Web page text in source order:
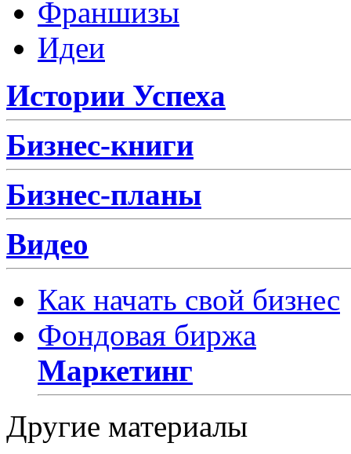
Франшизы
Идеи
Истории Успеха
Бизнес-книги
Бизнес-планы
Видео
Как начать свой бизнес
Фондовая биржа
Маркетинг
Другие материалы